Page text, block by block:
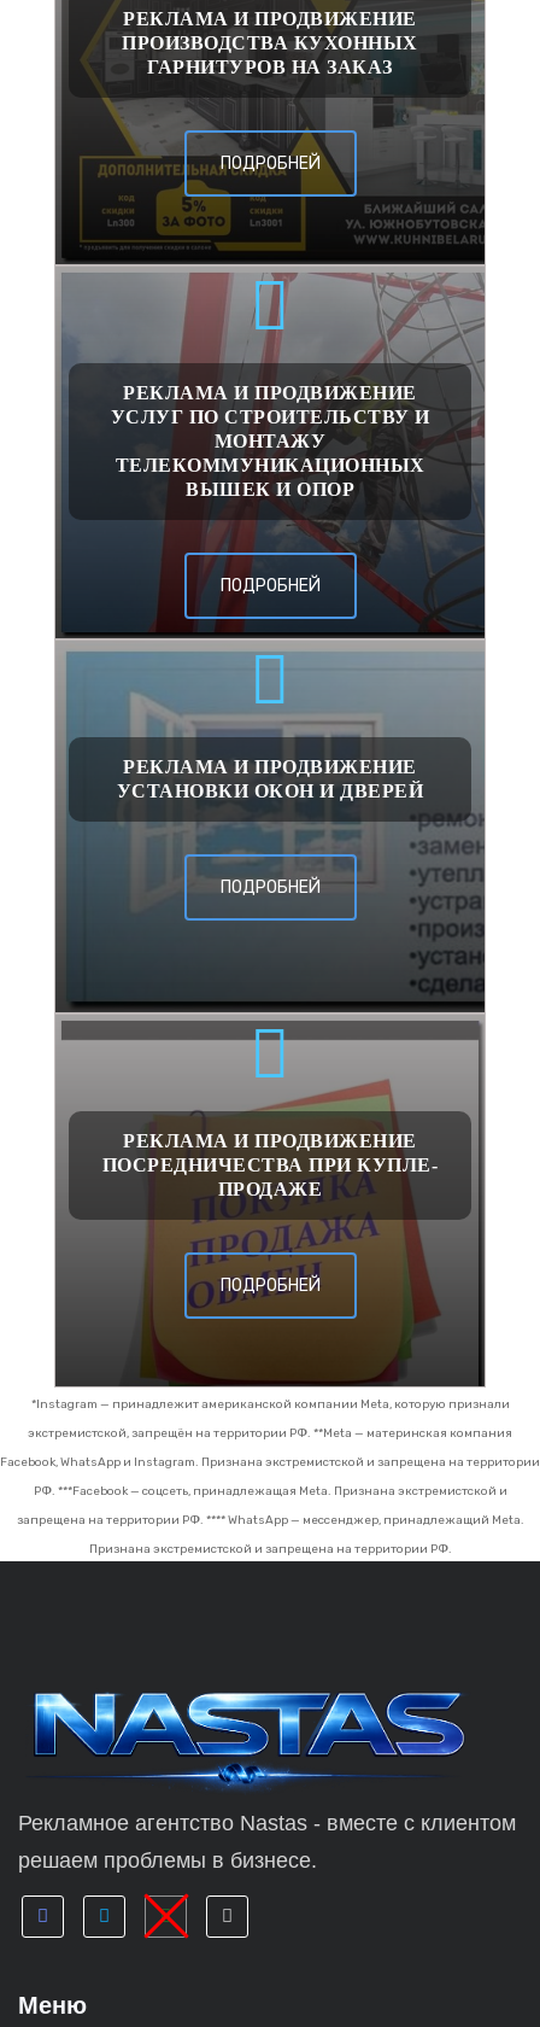
РЕКЛАМА И ПРОДВИЖЕНИЕ
ПРОИЗВОДСТВА КУХОННЫХ
ГАРНИТУРОВ НА ЗАКАЗ
ПОДРОБНЕЙ
РЕКЛАМА И ПРОДВИЖЕНИЕ
УСЛУГ ПО СТРОИТЕЛЬСТВУ И
МОНТАЖУ
ТЕЛЕКОММУНИКАЦИОННЫХ
ВЫШЕК И ОПОР
ПОДРОБНЕЙ
РЕКЛАМА И ПРОДВИЖЕНИЕ
УСТАНОВКИ ОКОН И ДВЕРЕЙ
ПОДРОБНЕЙ
РЕКЛАМА И ПРОДВИЖЕНИЕ
ПОСРЕДНИЧЕСТВА ПРИ КУПЛЕ-
ПРОДАЖЕ
ПОДРОБНЕЙ
*Instagram — принадлежит американской компании Meta, которую признали
экстремистской, запрещён на территории РФ. **Meta — материнская компания
Facebook, WhatsApp и Instagram. Признана экстремистской и запрещена на территории
РФ. ***Facebook — соцсеть, принадлежащая Meta. Признана экстремистской и
запрещена на территории РФ. **** WhatsApp — мессенджер, принадлежащий Meta.
Признана экстремистской и запрещена на территории РФ.
Рекламное агентство Nastas - вместе с клиентом
решаем проблемы в бизнесе.
Меню